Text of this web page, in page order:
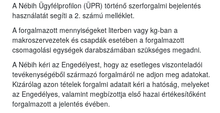
A Nébih Ügyfélprofilon (ÜPR) történő szerforgalmi bejelentés
használatát segíti a 2. számú melléklet.
A forgalmazott mennyiségeket literben vagy kg-ban a
makroszervezetek és csapdák esetében a forgalmazott
csomagolási egységek darabszámában szükséges megadni.
A Nébih kéri az Engedélyest, hogy az esetleges viszonteladói
tevékenységéből származó forgalmáról ne adjon meg adatokat.
Kizárólag azon tételek forgalmi adatait kéri a hatóság, melyeket
az Engedélyes, valamint megbízottja első hazai értékesítőként
forgalmazott a jelentés évében.